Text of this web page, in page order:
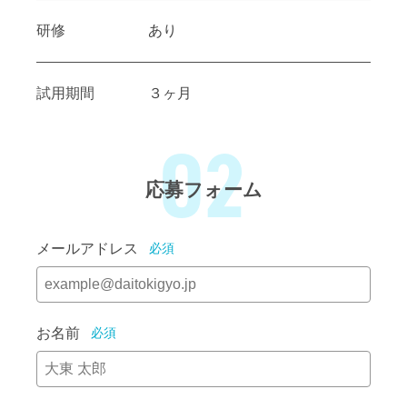
研修 あり
試用期間 ３ヶ月
02
応募フォーム
メールアドレス 必須
お名前 必須